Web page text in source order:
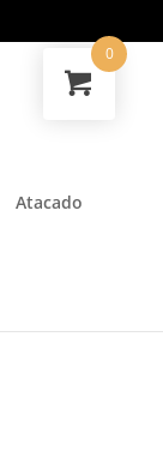
Atacado
0